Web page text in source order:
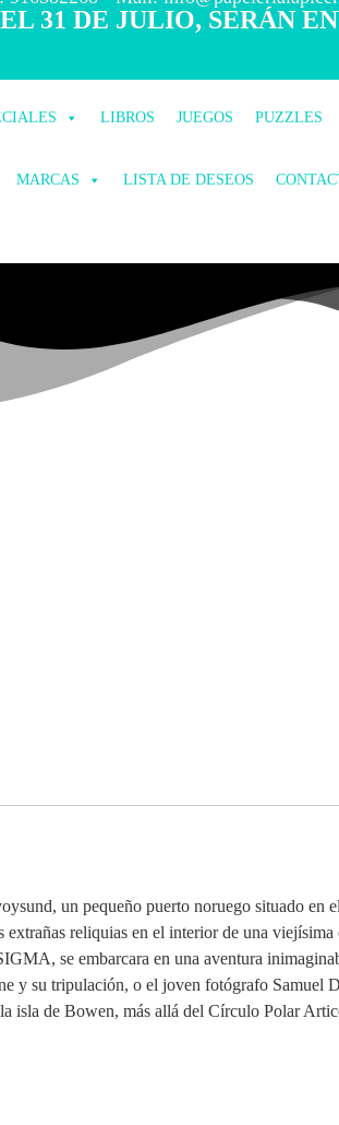
31 DE JULIO, SERÁN
LIBROS JUEGOS PUZZLES
MARCAS LISTA DE DESEOS
un pequeño puerto noruego situado
reliquias en el interior de una
se embarcara en una aventura
y su tripulación, o el joven fotógrafo Samuel
isla de Bowen, más allá del Círculo Polar